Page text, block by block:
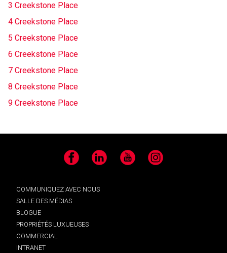
3 Creekstone Place
4 Creekstone Place
5 Creekstone Place
6 Creekstone Place
7 Creekstone Place
8 Creekstone Place
9 Creekstone Place
Facebook LinkedIn YouTube Instagram
COMMUNIQUEZ AVEC NOUS
SALLE DES MÉDIAS
BLOGUE
PROPRIÉTÉS LUXUEUSES
COMMERCIAL
INTRANET